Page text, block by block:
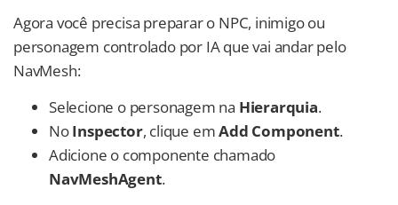
Agora você precisa preparar o NPC, inimigo ou
personagem controlado por IA que vai andar pelo
NavMesh:
Selecione o personagem na Hierarquia.
NoInspector, clique emAdd Component.
Adicione o componente chamado
NavMeshAgent.